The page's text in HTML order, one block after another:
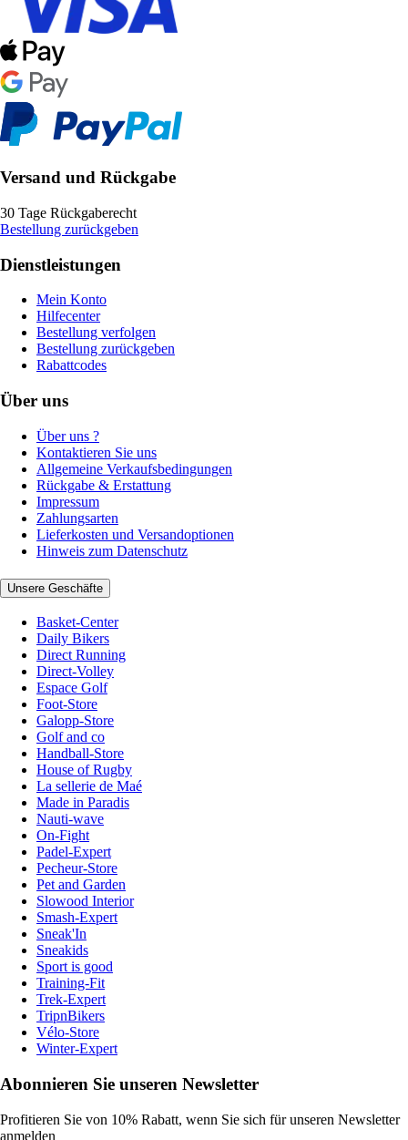
Versand und Rückgabe
30 Tage Rückgaberecht
Bestellung zurückgeben
Dienstleistungen
Mein Konto
Hilfecenter
Bestellung verfolgen
Bestellung zurückgeben
Rabattcodes
Über uns
Über uns ?
Kontaktieren Sie uns
Allgemeine Verkaufsbedingungen
Rückgabe & Erstattung
Impressum
Zahlungsarten
Lieferkosten und Versandoptionen
Hinweis zum Datenschutz
Unsere Geschäfte
Basket-Center
Daily Bikers
Direct Running
Direct-Volley
Espace Golf
Foot-Store
Galopp-Store
Golf and co
Handball-Store
House of Rugby
La sellerie de Maé
Made in Paradis
Nauti-wave
On-Fight
Padel-Expert
Pecheur-Store
Pet and Garden
Slowood Interior
Smash-Expert
Sneak'In
Sneakids
Sport is good
Training-Fit
Trek-Expert
TripnBikers
Vélo-Store
Winter-Expert
Abonnieren Sie unseren Newsletter
Profitieren Sie von 10% Rabatt, wenn Sie sich für unseren Newsletter
anmelden